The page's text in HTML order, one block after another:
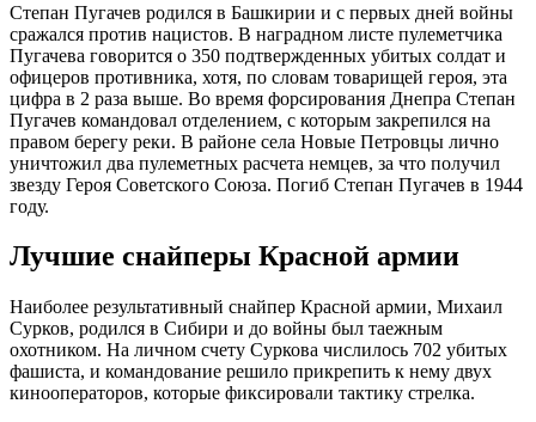
Степан Пугачев родился в Башкирии и с первых дней войны
сражался против нацистов. В наградном листе пулеметчика
Пугачева говорится о 350 подтвержденных убитых солдат и
офицеров противника, хотя, по словам товарищей героя, эта
цифра в 2 раза выше. Во время форсирования Днепра Степан
Пугачев командовал отделением, с которым закрепился на
правом берегу реки. В районе села Новые Петровцы лично
уничтожил два пулеметных расчета немцев, за что получил
звезду Героя Советского Союза. Погиб Степан Пугачев в 1944
году.
Лучшие снайперы Красной армии
Наиболее результативный снайпер Красной армии, Михаил
Сурков, родился в Сибири и до войны был таежным
охотником. На личном счету Суркова числилось 702 убитых
фашиста, и командование решило прикрепить к нему двух
кинооператоров, которые фиксировали тактику стрелка.